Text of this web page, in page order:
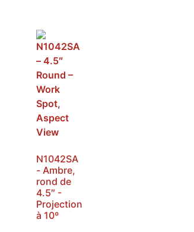
N1042SA
- Ambre,
rond de
4.5″ -
Projection
à 10º